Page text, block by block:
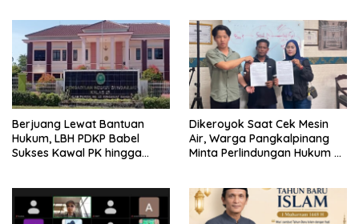
Berjuang Lewat Bantuan
Hukum, LBH PDKP Babel
Sukses Kawal PK hingga
Dikeroyok Saat Cek Mesin
Air, Warga Pangkalpinang
Minta Perlindungan Hukum ke